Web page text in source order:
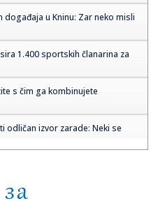
događaja u Kninu: Zar neko misli
1.400 sportskih članarina za
s čim ga kombinujete
odličan izvor zarade: Neki se